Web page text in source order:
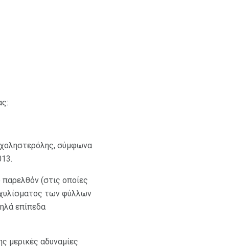
χοληστερόλης, σύμφωνα
παρελθόν (στις οποίες
των φύλλων
επίπεδα
μερικές αδυναμίες